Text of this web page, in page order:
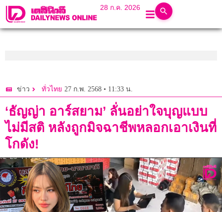
28 ก.ค. 2026
ข่าว ทั่วไทย 27 ก.พ. 2568 • 11:33 น.
‘ธัญญ่า อาร์สยาม’ ลั่นอย่าใจบุญแบบ
ไม่มีสติ หลังถูกมิจฉาชีพหลอกเอาเงินที่
โกดัง!